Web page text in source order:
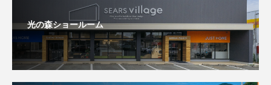
光の森ショールーム